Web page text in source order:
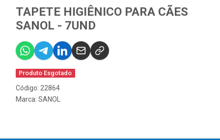
TAPETE HIGIÊNICO PARA CÃES
SANOL - 7UND
Produto Esgotado
Código: 22864
Marca: SANOL